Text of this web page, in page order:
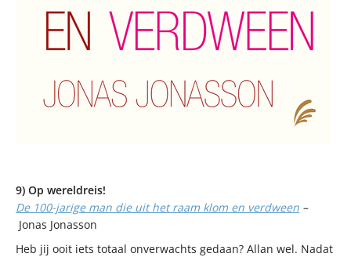
9) Op wereldreis!
De 100-jarige man die uit het raam klom en verdween –
Jonas Jonasson
Heb jij ooit iets totaal onverwachts gedaan? Allan wel. Nadat